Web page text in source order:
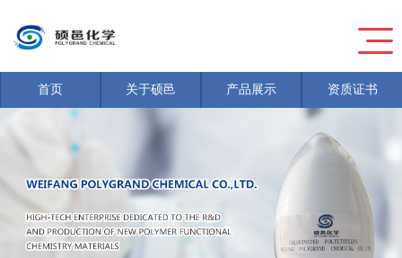
首页 关于硕邑 产品展示 资质证书